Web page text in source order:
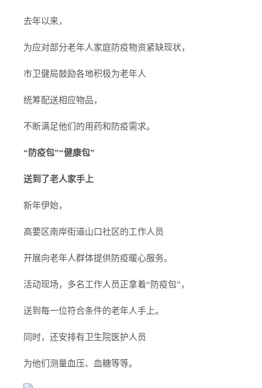
去年以来，
为应对部分老年人家庭防疫物资紧缺现状，
市卫健局鼓励各地积极为老年人
统筹配送相应物品，
不断满足他们的用药和防疫需求。
“防疫包”“健康包”
送到了老人家手上
新年伊始，
高要区南岸街道山口社区的工作人员
开展向老年人群体提供防疫暖心服务。
活动现场，多名工作人员正拿着“防疫包”，
送到每一位符合条件的老年人手上。
同时，还安排有卫生院医护人员
为他们测量血压、血糖等等。